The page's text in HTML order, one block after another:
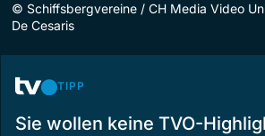
© Schiffsbergvereine / CH Media Video
De Cesaris
TIPP
Sie wollen keine TVO-